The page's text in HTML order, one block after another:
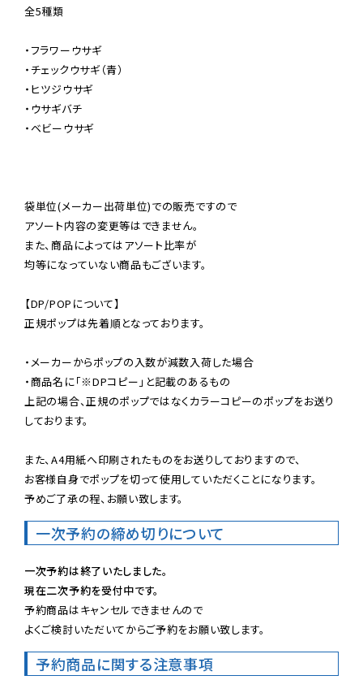
全5種類
・フラワーウサギ
・チェックウサギ（青）
・ヒツジウサギ
・ウサギバチ
・ベビーウサギ
袋単位(メーカー出荷単位)での販売ですので
アソート内容の変更等はできません。
また、商品によってはアソート比率が
均等になっていない商品もございます。
【DP/POPについて】
正規ポップは先着順となっております。
・メーカーからポップの入数が減数入荷した場合
・商品名に「※DPコピー」と記載のあるもの
上記の場合、正規のポップではなくカラーコピーのポップをお送り
しております。
また、A4用紙へ印刷されたものをお送りしておりますので、
お客様自身でポップを切って使用していただくことになります。
予めご了承の程、お願い致します。
一次予約の締め切りについて
一次予約は終了いたしました。
現在二次予約を受付中です。
予約商品はキャンセルできませんので
よくご検討いただいてからご予約をお願い致します。
予約商品に関する注意事項